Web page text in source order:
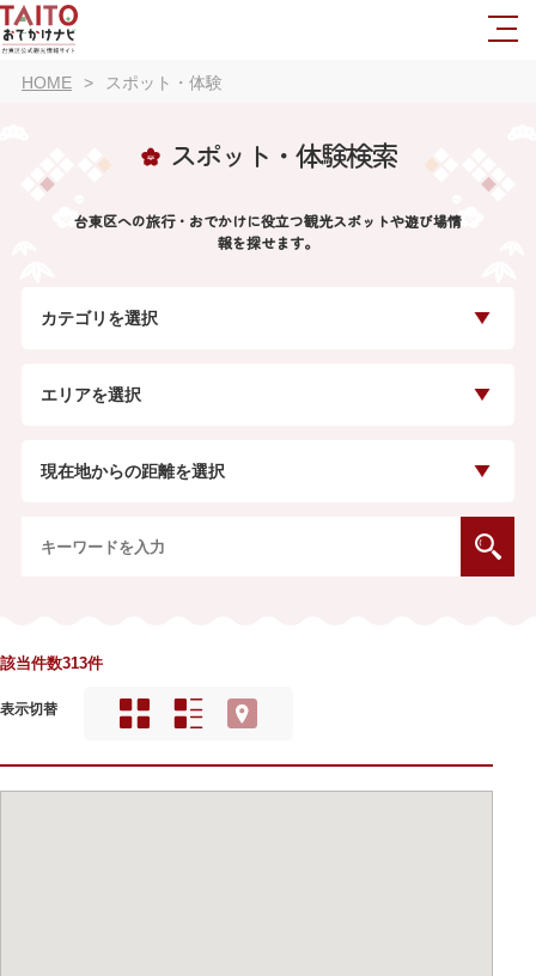
HOME スポット・体験
スポット・体験検索
台東区への旅行・おでかけに役立つ観光スポットや遊び場情
報を探せます。
カテゴリを選択
エリアを選択
現在地からの距離を選択
該当件数313件
表示切替